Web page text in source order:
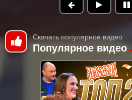
Скачать популярное видео
Популярное видео